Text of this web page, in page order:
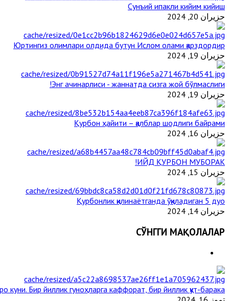
Сунъий ипакли кийим кийиш
حزيران 20, 2024
Юртингиз олимлари олдида бутун Ислом олами қарздордир
حزيران 19, 2024
Энг ачинарлиси - жаннатда сизга жой бўлмаслиги!
حزيران 19, 2024
Қурбон ҳайити – қалблар шодлиги байрами
حزيران 16, 2024
ИЙД ҚУРБОН МУБОРАК!
حزيران 15, 2024
Қурбонлик қилинаётганда ўқиладиган 5 дуо
حزيران 14, 2024
СЎНГГИ МАҚОЛАЛАР
куни. Бир йиллик гуноҳларга каффорат, бир йиллик қут-барака